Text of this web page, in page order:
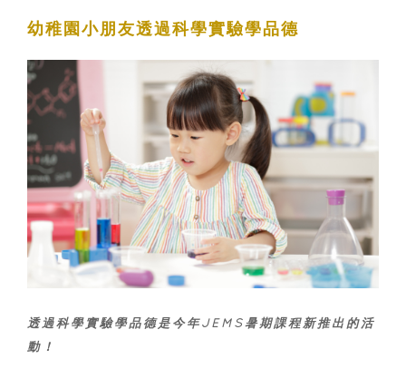
幼稚園小朋友透過科學實驗學品德
透過科學實驗學品德是今年JEMS暑期課程新推出的活
動！